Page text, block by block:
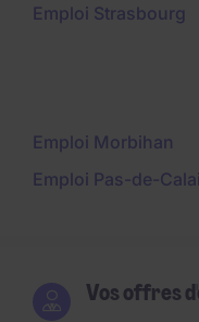
Emploi Strasbourg
Emploi Morbihan
Emploi Pas-de-
Vos offres